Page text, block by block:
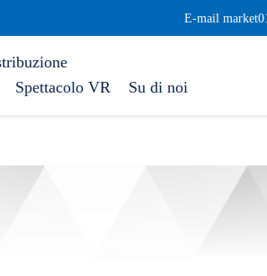
E-mail
Spettacolo VR Su di noi